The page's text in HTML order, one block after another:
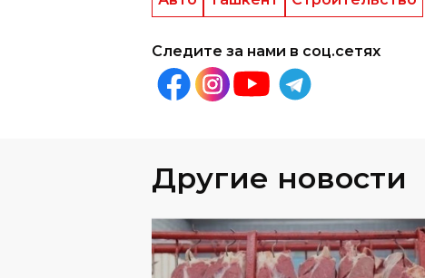
Другие новости